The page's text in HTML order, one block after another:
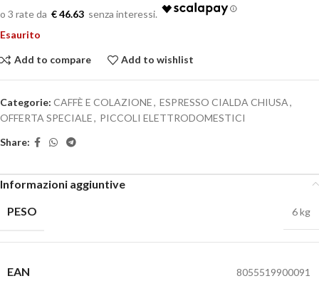
€ 46.63
Esaurito
Add to compare Add to wishlist
Categorie: CAFFÈ E COLAZIONE, ESPRESSO CIALDA CHIUSA,
OFFERTA SPECIALE, PICCOLI ELETTRODOMESTICI
Share:
Informazioni aggiuntive
PESO
6 kg
EAN 8055519900091